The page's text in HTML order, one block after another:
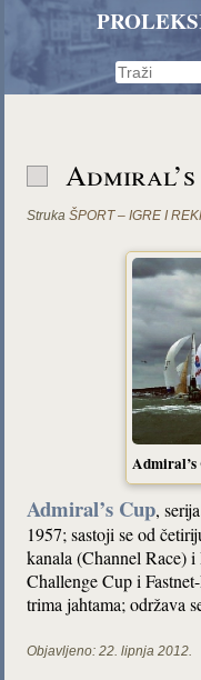
Admiral’s
Struka ŠPORT – IGRE I
Admiral’s
Admiral’s Cup,
1957; sastoji se od
kanala (Channel Race)
Challenge Cup i
trima jahtama; održava
Objavljeno: 22. lipnja 2012.